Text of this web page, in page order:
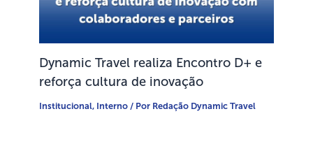
Dynamic Travel realiza Encontro D+ e
reforça cultura de inovação
Institucional, Interno / Por Redação Dynamic Travel